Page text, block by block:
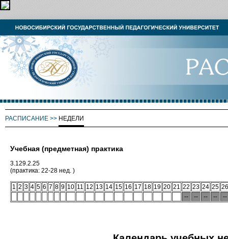
РАСПИСАНИЕ >> НЕДЕЛИ
Учебная (предметная) практика
3.129.2.25
(практика: 22-28 нед. )
1 2 3 4 5 6 7 8 9 10 11 12 13 14 15 16 17 18 19 20 21 22 23 24 25 26
--
-- -- -- --